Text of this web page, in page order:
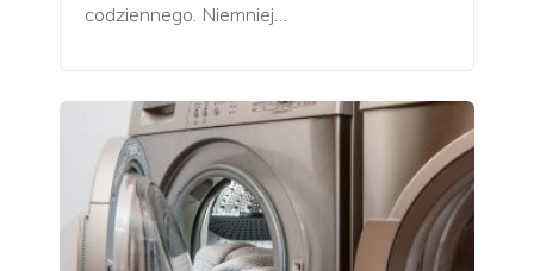
codziennego. Niemniej…